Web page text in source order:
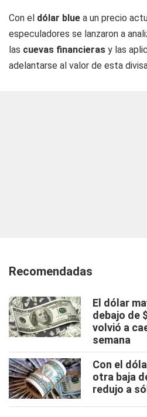
Con el dólar blue a un precio
especuladores se lanzaron a
las cuevas financieras y las
adelantarse al valor de esta
Recomendadas
El dólar
debajo de
volvió a
semana
Con el
otra baja
redujo a